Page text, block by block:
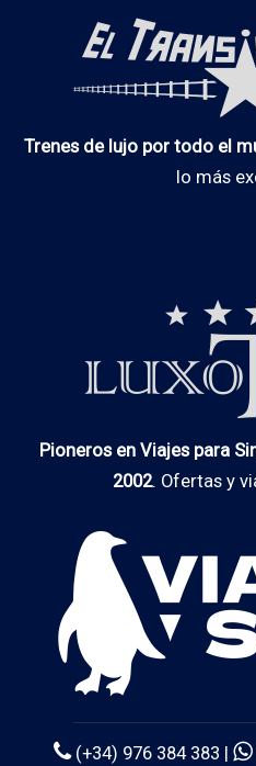
Trenes de lujo por todo el
lo más
Pioneros en Viajes para
2002. Ofertas y
(+34) 976 384 383 |